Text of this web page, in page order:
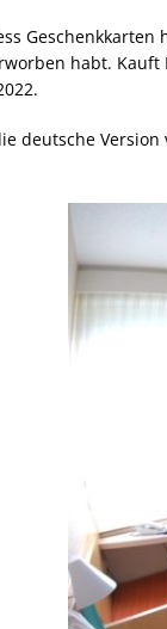
habt.
deutsche